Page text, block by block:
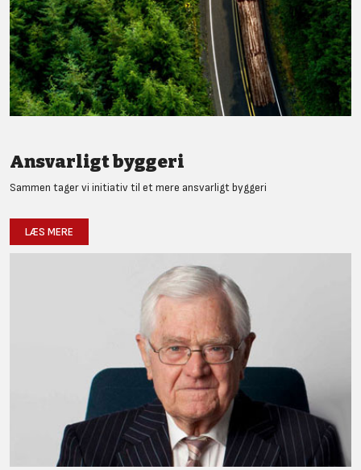
Ansvarligt byggeri
Sammen tager vi initiativ til et mere ansvarligt byggeri
LÆS MERE